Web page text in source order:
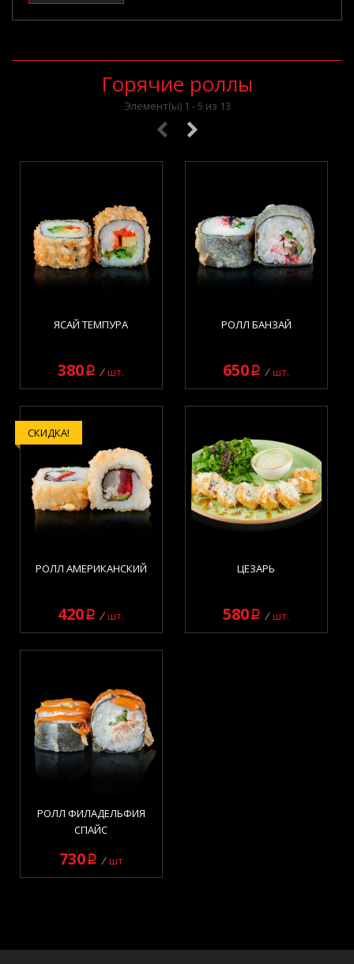
Горячие роллы
Элемент(ы) 1 - 5 из 13
ЯСАЙ ТЕМПУРА
380q шт.
РОЛЛ БАНЗАЙ
650q шт.
СКИДКА!
РОЛЛ АМЕРИКАНСКИЙ
420q шт.
ЦЕЗАРЬ
580q шт.
РОЛЛ ФИЛАДЕЛЬФИЯ
СПАЙС
730q шт
Горячие роллы элемент(ы) 13 из 13